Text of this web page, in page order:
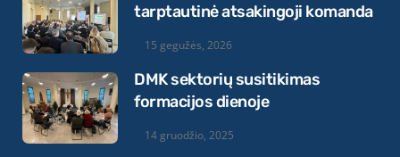
tarptautinė atsakingoji komanda
15 gegužės, 2026
DMK sektorių susitikimas
formacijos dienoje
14 gruodžio, 2025